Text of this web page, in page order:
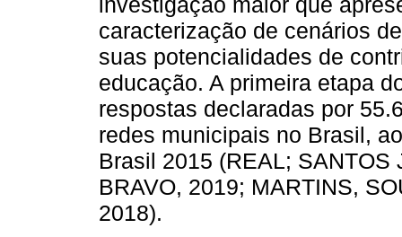
caracterização de cenários
suas potencialidades de
educação. A primeira etapa
respostas declaradas por
redes municipais no Brasil,
Brasil 2015 (REAL; SANTOS
BRAVO, 2019; MARTINS,
2018).